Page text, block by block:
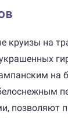
круизы на
на
позволяют